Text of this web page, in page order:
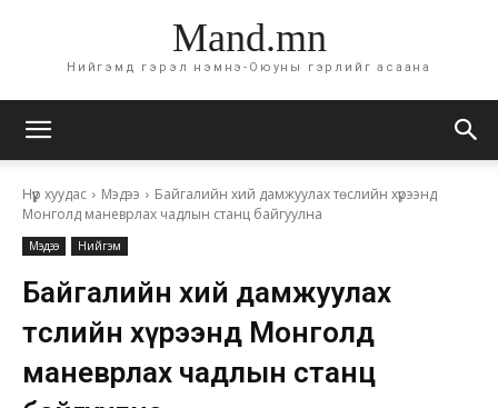
Mand.mn
Нийгэмд гэрэл нэмнэ-Оюуны гэрлийг асаана
Нүүр хуудас Мэдээ
Байгалийн хий дамжуулах төслийн хүрээнд
Монголд маневрлах чадлын станц байгуулна
Мэдээ Нийгэм
Байгалийн хий дамжуулах
төслийн хүрээнд Монголд
маневрлах чадлын станц